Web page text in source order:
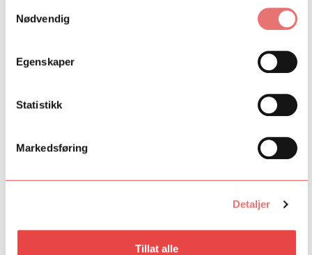
Nødvendig
Egenskaper
Statistikk
Markedsføring
Detaljer
Tillat alle
Talent Norge gratulerer Filmskapere
«Verdens verste menneske» er nominert til Oscar for
Talent Norge gratulerer Filmskapere med Oscar-